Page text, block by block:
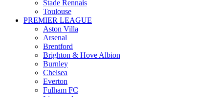
Stade Rennais
Toulouse
PREMIER LEAGUE
Aston Villa
Arsenal
Brentford
Brighton & Hove Albion
Burnley
Chelsea
Everton
Fulham FC